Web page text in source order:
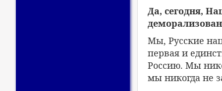
Да, сегодня,
Мы, Русские
первая и
Россию. Мы
мы никогда не